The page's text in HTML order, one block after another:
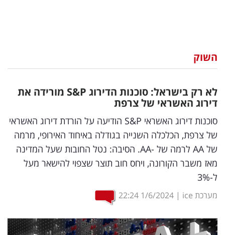
וצרכנות
דיגיטל
וטק
שיווק
ופרסום
משפט
ומחקרים
השוק
לא רק בישראל: סוכנות הדירוג S&P מורידה את
דירוג האשראי של צרפת
סוכנות דירוג האשראי S&P הודיעה על הורדת דירוג האשראי
של צרפת, הכלכלה השנייה בגודלה באיחוד האירופי, מרמה
של AA לרמה של -AA. הסיבה: נטל החובות שעל המדינה
מאז משבר הקורונה, ויחס חוב תוצר שצפוי להישאר מעל
ל-3%
מערכת ice |
1/6/2024
22:24